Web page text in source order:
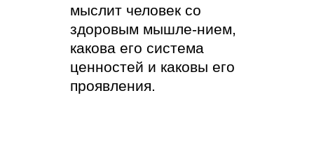
мыслит человек со
здоровым мышле-нием,
какова его система
ценностей и каковы его
проявления.